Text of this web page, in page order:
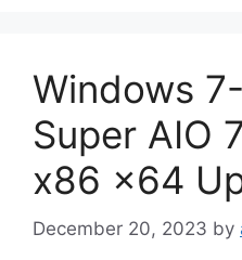
Windows
Super AIO
x86 x64
December 20, 2023 by